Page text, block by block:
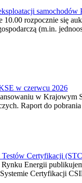
samochodów
10.00 rozpocznie się
(m.in.
w czerwcu 2026
w Krajowym
Raport do
Testów Certyfikacji
Energii
Certyfikacji